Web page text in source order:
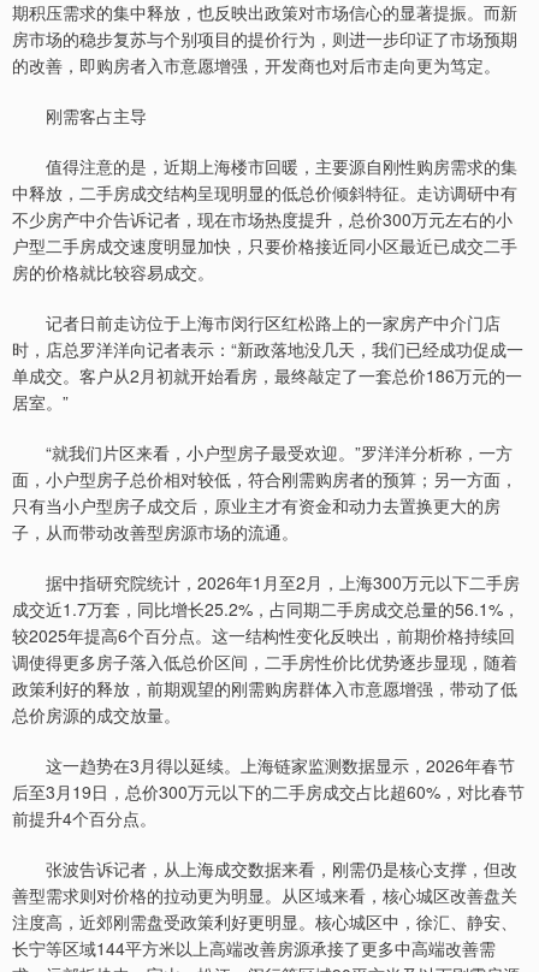
期积压需求的集中释放，也反映出政策对市场信心的显著提振。而新
房市场的稳步复苏与个别项目的提价行为，则进一步印证了市场预期
的改善，即购房者入市意愿增强，开发商也对后市走向更为笃定。
刚需客占主导
值得注意的是，近期上海楼市回暖，主要源自刚性购房需求的集
中释放，二手房成交结构呈现明显的低总价倾斜特征。走访调研中有
不少房产中介告诉记者，现在市场热度提升，总价300万元左右的小
户型二手房成交速度明显加快，只要价格接近同小区最近已成交二手
房的价格就比较容易成交。
记者日前走访位于上海市闵行区红松路上的一家房产中介门店
时，店总罗洋洋向记者表示：“新政落地没几天，我们已经成功促成一
单成交。客户从2月初就开始看房，最终敲定了一套总价186万元的一
居室。”
“就我们片区来看，小户型房子最受欢迎。”罗洋洋分析称，一方
面，小户型房子总价相对较低，符合刚需购房者的预算；另一方面，
只有当小户型房子成交后，原业主才有资金和动力去置换更大的房
子，从而带动改善型房源市场的流通。
据中指研究院统计，2026年1月至2月，上海300万元以下二手房
成交近1.7万套，同比增长25.2%，占同期二手房成交总量的56.1%，
较2025年提高6个百分点。这一结构性变化反映出，前期价格持续回
调使得更多房子落入低总价区间，二手房性价比优势逐步显现，随着
政策利好的释放，前期观望的刚需购房群体入市意愿增强，带动了低
总价房源的成交放量。
这一趋势在3月得以延续。上海链家监测数据显示，2026年春节
后至3月19日，总价300万元以下的二手房成交占比超60%，对比春节
前提升4个百分点。
张波告诉记者，从上海成交数据来看，刚需仍是核心支撑，但改
善型需求则对价格的拉动更为明显。从区域来看，核心城区改善盘关
注度高，近郊刚需盘受政策利好更明显。核心城区中，徐汇、静安、
长宁等区域144平方米以上高端改善房源承接了更多中高端改善需